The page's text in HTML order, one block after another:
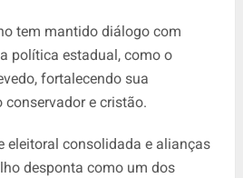
tem mantido diálogo com
política estadual, como o
fortalecendo sua
e cristão.
eleitoral consolidada e alianças
desponta como um dos